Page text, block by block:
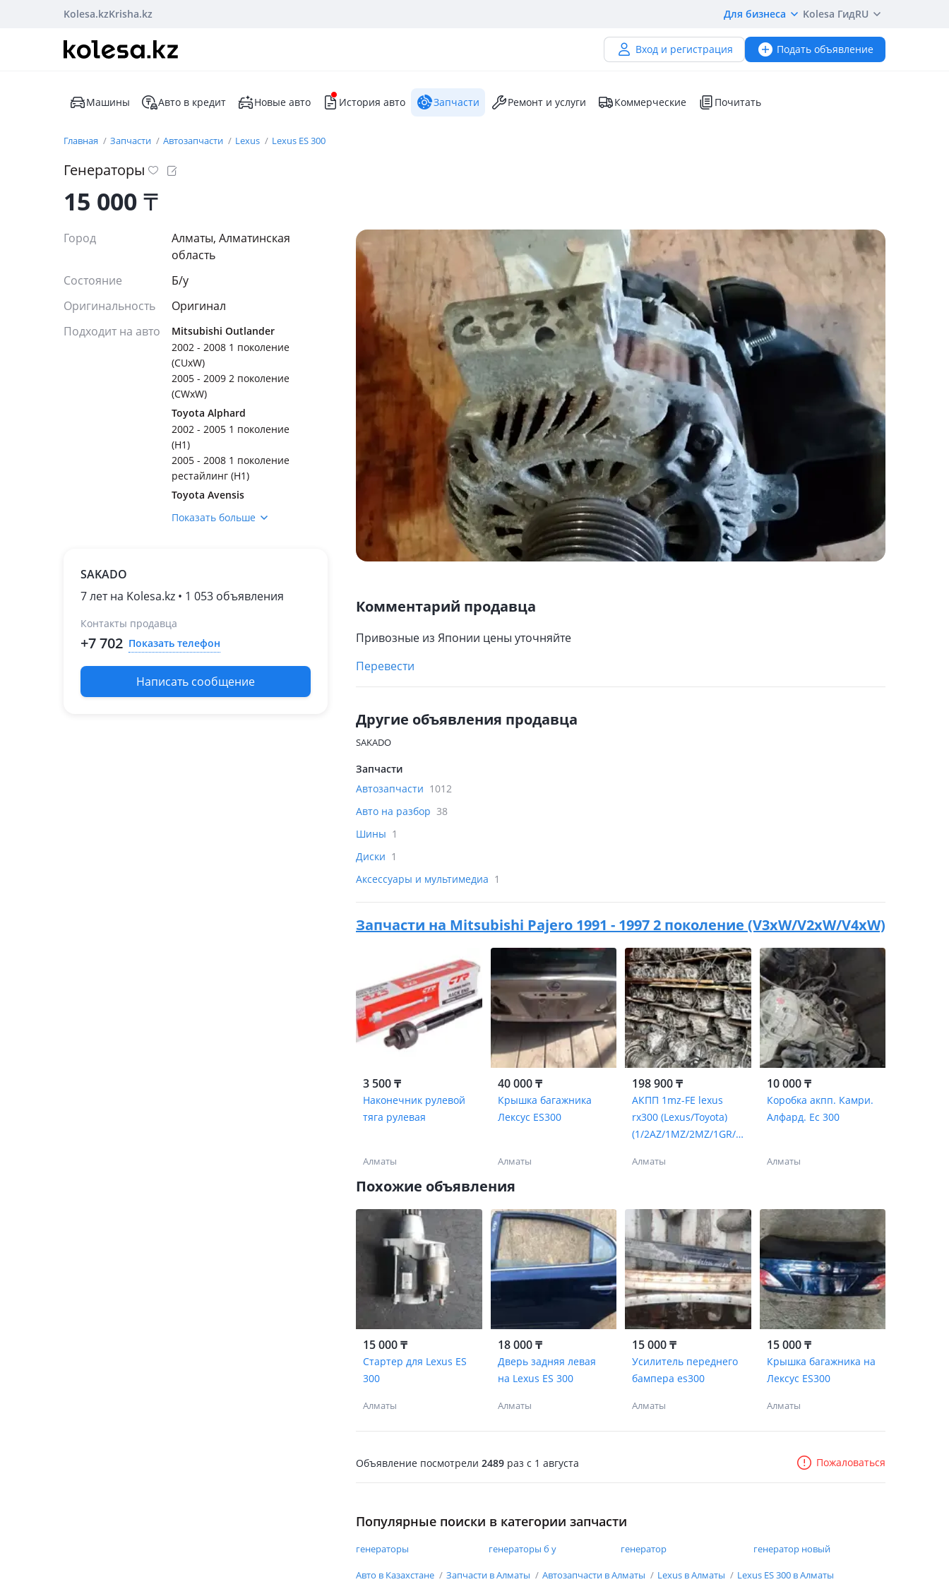
Kolesa.kzKrisha.kz Для бизнеса Kolesa ГидRU
Вход и регистрация Подать объявление
Машины Авто в кредит Новые авто История авто Запчасти Ремонт и услуги Коммерческие Почитать
Главная Запчасти Автозапчасти Lexus Lexus ES 300
Генераторы
15 000₸
Город
Алматы, Алматинская
область
Состояние
Б/y
Оригинальность
Оригинал
Подходит на авто
Mitsubishi Outlander
2002 - 2008 1 поколение
(CUxW)
2005 - 2009 2 поколение
(CWxW)
Toyota Alphard
2002 - 2005 1 поколение
(H1)
2005 - 2008 1 поколение
рестайлинг (H1)
Toyota Avensis
2002 - 2006 2 поколение
рестайлинг (V35)
2001 - 2003 1 поколение
(U2)
Toyota Mark II
1992 - 1996 X90
1996 - 2002 X100
Показать больше
SAKADO
7 лет на Kolesa.kz • 1 053 объявления
Контакты продавца
+7 702 Показать телефон
Написать сообщение
Комментарий продавца
Привозные из Японии цены уточняйте
Перевести
Другие объявления продавца
SAKADO
Запчасти
Автозапчасти 1012
Авто на разбор 38
Шины 1
Диски 1
Аксессуары и мультимедиа 1
Запчасти на Mitsubishi Pajero 1991 - 1997 2 поколение (V3xW/V2xW/V4xW)
3 500 ₸
Наконечник рулевой
тяга рулевая
Алматы
40 000 ₸
Крышка багажника
Лексус ES300
Алматы
198 900 ₸
АКПП 1mz-FE lexus
rx300 (Lexus/Toyota)
(1/2AZ/1MZ/2MZ/1GR/2
Алматы
10 000 ₸
Коробка акпп. Камри.
Алфард. Ес 300
Алматы
Похожие объявления
15 000 ₸
Стартер для Lexus ES
300
Алматы
18 000 ₸
Дверь задняя левая
на Lexus ES 300
Алматы
15 000 ₸
Усилитель переднего
бампера es300
Алматы
15 000 ₸
Крышка багажника на
Лексус ES300
Алматы
Объявление посмотрели 2489 раз c 1 августа Пожаловаться
Популярные поиски в категории запчасти
генераторы генераторы б у генератор генератор новый
Авто в Казахстане Запчасти в Алматы Автозапчасти в Алматы Lexus в Алматы Lexus ES 300 в Алматы